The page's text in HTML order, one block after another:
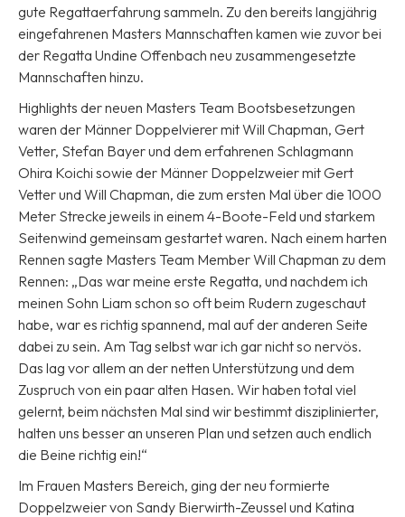
gute Regattaerfahrung sammeln. Zu den bereits langjährig
eingefahrenen Masters Mannschaften kamen wie zuvor bei
der Regatta Undine Offenbach neu zusammengesetzte
Mannschaften hinzu.
Highlights der neuen Masters Team Bootsbesetzungen
waren der Männer Doppelvierer mit Will Chapman, Gert
Vetter, Stefan Bayer und dem erfahrenen Schlagmann
Ohira Koichi sowie der Männer Doppelzweier mit Gert
Vetter und Will Chapman, die zum ersten Mal über die 1000
Meter Strecke jeweils in einem 4-Boote-Feld und starkem
Seitenwind gemeinsam gestartet waren. Nach einem harten
Rennen sagte Masters Team Member Will Chapman zu dem
Rennen: „Das war meine erste Regatta, und nachdem ich
meinen Sohn Liam schon so oft beim Rudern zugeschaut
habe, war es richtig spannend, mal auf der anderen Seite
dabei zu sein. Am Tag selbst war ich gar nicht so nervös.
Das lag vor allem an der netten Unterstützung und dem
Zuspruch von ein paar alten Hasen. Wir haben total viel
gelernt, beim nächsten Mal sind wir bestimmt disziplinierter,
halten uns besser an unseren Plan und setzen auch endlich
die Beine richtig ein!“
Im Frauen Masters Bereich, ging der neu formierte
Doppelzweier von Sandy Bierwirth-Zeussel und Katina